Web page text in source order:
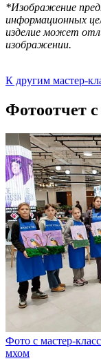
*Изображение
информационных
изделие может
изображении.
К другим мастер-
Фотоотчет
Фото с мастер-
мхом